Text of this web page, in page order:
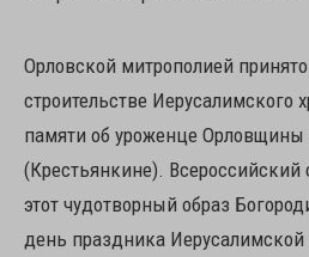
Орловской митрополией
строительстве Иерусалимского
памяти об уроженце Орловщины
(Крестьянкине). Всероссийский
этот чудотворный образ
день праздника